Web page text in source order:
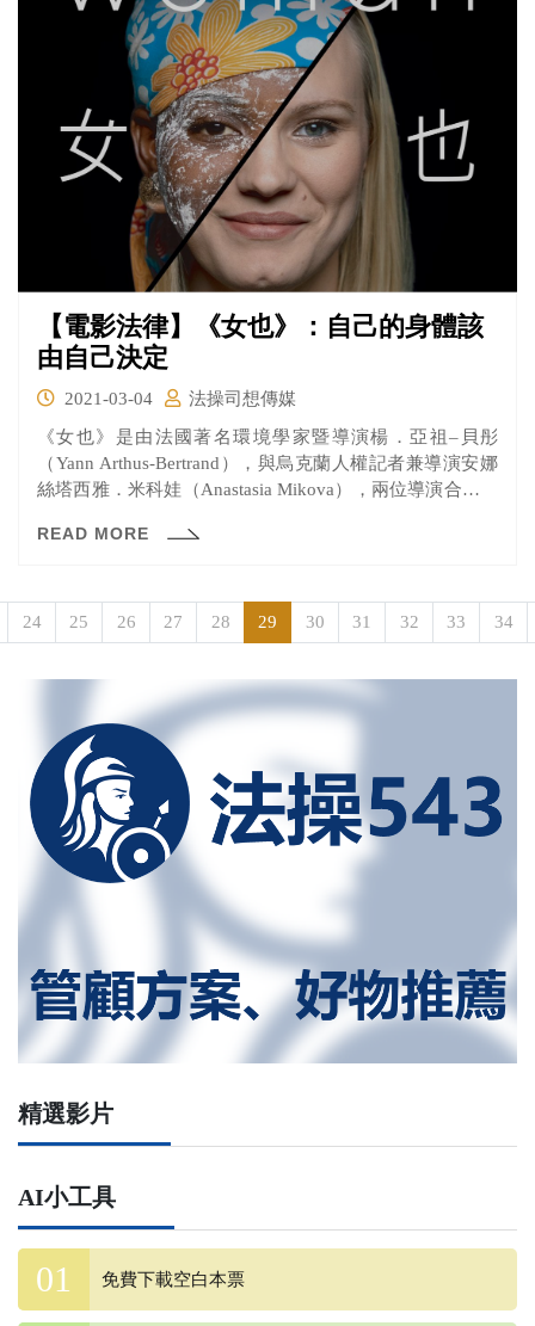
【電影法律】《女也》：自己的身體該
由自己決定
2021-03-04
法操司想傳媒
《女也》是由法國著名環境學家暨導演楊．亞祖–貝彤
（Yann Arthus-Bertrand），與烏克蘭人權記者兼導演安娜
絲塔西雅．米科娃（Anastasia Mikova），兩位導演合作拍
2000位女性，讓大家聽聽這些生活在不同文化背景的女性
READ MORE
24 25 26 27 28 29 30 31 32 33 34
精選影片
AI小工具
免費下載空白本票